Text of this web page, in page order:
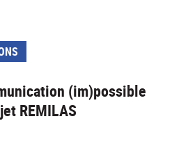
(im)possible
REMILAS